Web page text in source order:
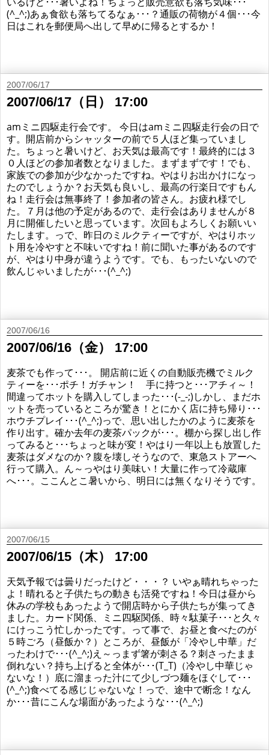
(^_^;)あぁ食欲も落ちてるなぁ･･･？通販の荷物が４個･･･今
日はこれを郵便局へ出して早めに帰るとするか！
2007/06/17
2007/06/17（日） 17:00
amミニ四駆走行会です。 今日はamミニ四駆走行会の日で
す。開店前からシャッターの前で５人ほど集っていまし
た。ちょっと暑いけど、お天気は最高です！最終的には３
０人ほどの参加者数となりました。まずまずです！でも、
家族での参加が少なかったですね。やはりお出かけになっ
たのでしょうか？お天気も良いし、最高の行楽日ですもん
ね！走行会は無事終了！参加者の皆さん。お疲れ様でし
た。７月は他の予定があるので、走行会はありませんが８
月に開催したいと思っています。次回もよろしくお願いい
たします。っで、昨日のミルクティーですが、やはりホッ
ト用を冷やすと不味いですね！前に聞いた事があるのです
が、やはり中身が違うようです。でも、もったいないので
飲んじゃいましたが･･･(^_^;)
2007/06/16
2007/06/16（金） 17:00
麦茶でも作って･･･。 開店前に近くの自動販売機でミルク
ティーを･･･ポチ！ガチャン！ 手に持つと･･･アチィ～！
間違ってホットを購入してしまった･･･(-_-;)しかし、まだホ
ットを売っているところが驚き！とにかく店に持ち帰り･･･
ホウチプレイ･･･(^_^;)っで、思い出したかのように麦茶を
作り出す。確か去年の麦茶パックが･･･。棚から探し出し作
ってみると･･･ちょっと味が変！やはり一年以上も放置した
麦茶はダメなのか？腹を壊しそうなので、東急ストアーへ
行って購入。ん～っやはり美味い！大量に作って冷蔵庫
へ･･･。ここんとこ暑いから、明日には無くなりそうです。
2007/06/15
2007/06/15（木） 17:00
天気予報では曇りだったけど・・・？ いやぁ晴れちゃった
よ！晴れると子供たちの動きも活発ですね！今日は昼から
休みの学校もあったようで開店時から子供たちが集ってき
ました。カード関係、ミニ四駆関係、時々駄菓子･･･と久々
にけっこう忙しかったです。って事で、お昼と食べたのが
５時ごろ（昼飯か？）ところが、昼飯が「冷やし中華」だ
ったわけで･･･(^_^;)え～っまず箸が刺さる？刺さったまま
倒れない？持ち上げると全体が･･･(T_T)（冷やし中華じゃ
ないな！）底に溜まった汁にて少しづつ麺をほぐして･･･
(^_^;)食べてる感じじゃないな！っで、途中で断念！なん
か･･･昔にこんな場面があったような･･･(^_^;)